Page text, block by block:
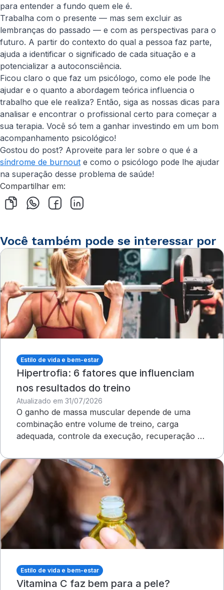
para entender a fundo quem ele é.
Trabalha com o presente — mas sem excluir as
lembranças do passado — e com as perspectivas para o
futuro. A partir do contexto do qual a pessoa faz parte,
ajuda a identificar o significado de cada situação e a
potencializar a autoconsciência.
Ficou claro o que faz um psicólogo, como ele pode lhe
ajudar e o quanto a abordagem teórica influencia o
trabalho que ele realiza? Então, siga as nossas dicas para
analisar e encontrar o profissional certo para começar a
sua terapia. Você só tem a ganhar investindo em um bom
acompanhamento psicológico!
Gostou do post? Aproveite para ler sobre o que é a
síndrome de burnout e como o psicólogo pode lhe ajudar
na superação desse problema de saúde!
Compartilhar em:
Você também pode se interessar por
Estilo de vida e bem-estar
Hipertrofia: 6 fatores que influenciam
nos resultados do treino
Atualizado em 31/07/2026
O ganho de massa muscular depende de uma
combinação entre volume de treino, carga
adequada, controle da execução, recuperação e
Estilo de vida e bem-estar
Vitamina C faz bem para a pele?